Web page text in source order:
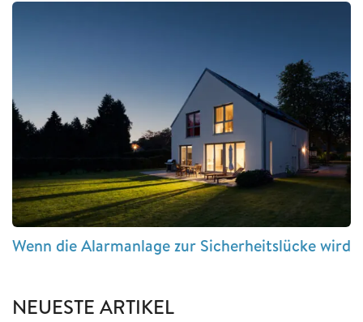
Wenn die Alarmanlage zur Sicherheitslücke wird
NEUESTE ARTIKEL